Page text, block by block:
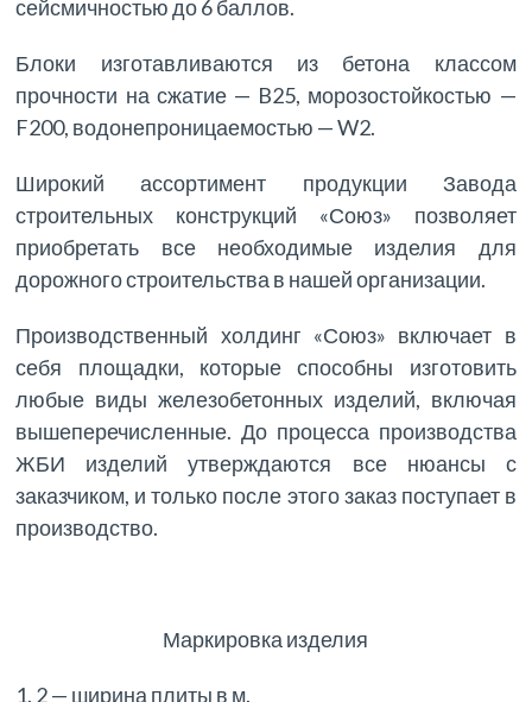
сейсмичностью до 6 баллов.
Блоки изготавливаются из бетона классом
прочности на сжатие — B25, морозостойкостью —
F200, водонепроницаемостью — W2.
Широкий ассортимент продукции Завода
строительных конструкций «Союз» позволяет
приобретать все необходимые изделия для
дорожного строительства в нашей организации.
Производственный холдинг «Союз» включает в
себя площадки, которые способны изготовить
любые виды железобетонных изделий, включая
вышеперечисленные. До процесса производства
ЖБИ изделий утверждаются все нюансы с
заказчиком, и только после этого заказ поступает в
производство.
Маркировка изделия
1. 2 — ширина плиты в м.